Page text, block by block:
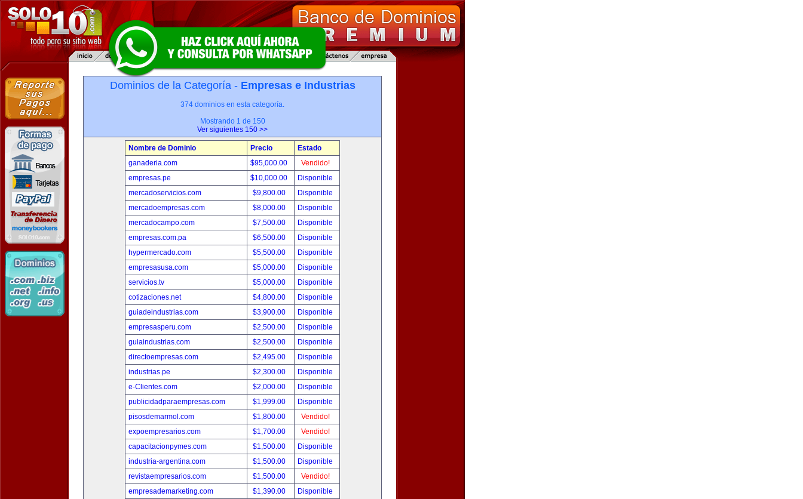
Dominios de la Categoría - Empresas e Industrias
374 dominios en esta categoría.
Mostrando 1 de 150
Ver siguientes 150 >>
Nombre de Dominio Precio
Estado
ganaderia.com
$95,000.00
Vendido!
empresas.pe
$10,000.00
Disponible
mercadoservicios.com
$9,800.00
Disponible
mercadoempresas.com
$8,000.00
Disponible
mercadocampo.com
$7,500.00
Disponible
empresas.com.pa
$6,500.00
Disponible
hypermercado.com
$5,500.00
Disponible
empresasusa.com
$5,000.00
Disponible
servicios.tv
$5,000.00
Disponible
cotizaciones.net
$4,800.00
Disponible
guiadeindustrias.com
$3,900.00
Disponible
empresasperu.com
$2,500.00
Disponible
guiaindustrias.com
$2,500.00
Disponible
directoempresas.com
$2,495.00
Disponible
industrias.pe
$2,300.00
Disponible
e-Clientes.com
$2,000.00
Disponible
publicidadparaempresas.com
$1,999.00
Disponible
pisosdemarmol.com
$1,800.00
Vendido!
expoempresarios.com
$1,700.00
Vendido!
capacitacionpymes.com
$1,500.00
Disponible
industria-argentina.com
$1,500.00
Disponible
revistaempresarios.com
$1,500.00
Vendido!
empresademarketing.com
$1,390.00
Disponible